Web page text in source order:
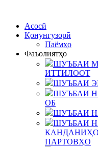
Асосӣ
Қонунгузорӣ
Паёмҳо
Фаъолиятҳо
ШУЪБАИ
ИТТИЛООТ
ШУЪБАИ
ШУЪБАИ
ОБ
ШУЪБАИ
ШУЪБАИ
ПАРТОВҲО